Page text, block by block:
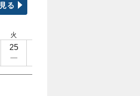
る
火
25